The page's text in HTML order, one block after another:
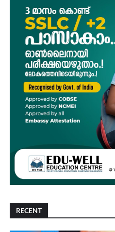
RECENT